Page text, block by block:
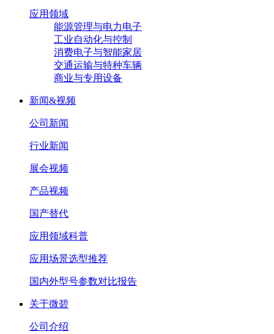
应用领域
能源管理与电力电子
工业自动化与控制
消费电子与智能家居
交通运输与特种车辆
商业与专用设备
新闻&视频
公司新闻
行业新闻
展会视频
产品视频
国产替代
应用领域科普
应用场景选型推荐
国内外型号参数对比报告
关于微碧
公司介绍